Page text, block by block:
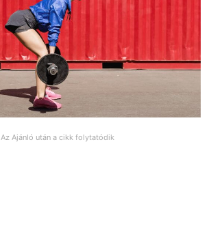
Az Ajánló után a cikk folytatódik